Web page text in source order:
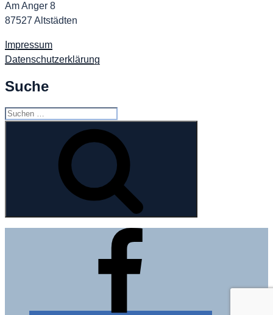
Am Anger 8
87527 Altstädten
Impressum
Datenschutzerklärung
Suche
Suchen